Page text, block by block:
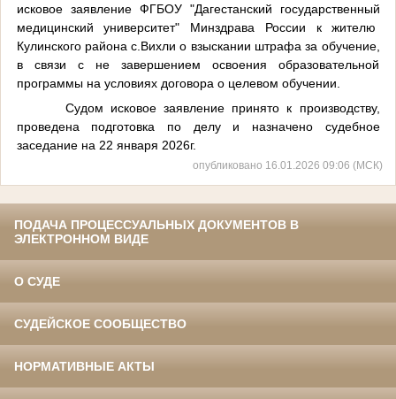
исковое заявление ФГБОУ "Дагестанский государственный
медицинский университет" Минздрава России к жителю
Кулинского района с.Вихли о взыскании штрафа за обучение,
в связи с не завершением освоения образовательной
программы на условиях договора о целевом обучении.
Судом исковое заявление принято к производству,
проведена подготовка по делу и назначено судебное
заседание на 22 января 2026г.
опубликовано 16.01.2026 09:06 (МСК)
ПОДАЧА ПРОЦЕССУАЛЬНЫХ ДОКУМЕНТОВ В
ЭЛЕКТРОННОМ ВИДЕ
О СУДЕ
СУДЕЙСКОЕ СООБЩЕСТВО
НОРМАТИВНЫЕ АКТЫ